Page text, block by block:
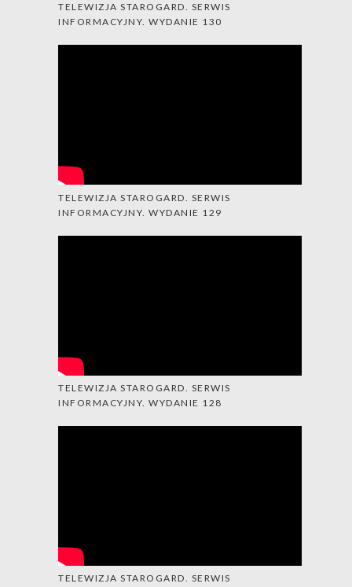
TELEWIZJA STAROGARD. SERWIS
INFORMACYJNY. WYDANIE 130
TELEWIZJA STAROGARD. SERWIS
INFORMACYJNY. WYDANIE 129
TELEWIZJA STAROGARD. SERWIS
INFORMACYJNY. WYDANIE 128
TELEWIZJA STAROGARD. SERWIS